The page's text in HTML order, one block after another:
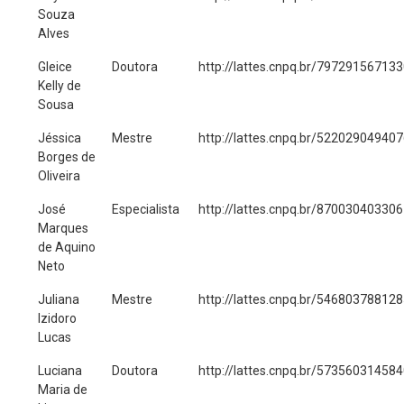
Souza
Alves
Gleice
Kelly de
Sousa
Doutora http://lattes.cnpq.br/
Jéssica
Borges de
Oliveira
Mestre http://lattes.cnpq.br/
José
Marques
de Aquino
Neto
Especialista http://lattes.cnpq.br/
Juliana
Izidoro
Lucas
Mestre http://lattes.cnpq.br/
Luciana
Maria de
Doutora http://lattes.cnpq.br/